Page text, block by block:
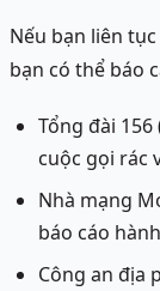
Nếu bạn liên
bạn có thể báo
Tổng đài
cuộc gọi rác
Nhà mạng
báo cáo
Công an địa